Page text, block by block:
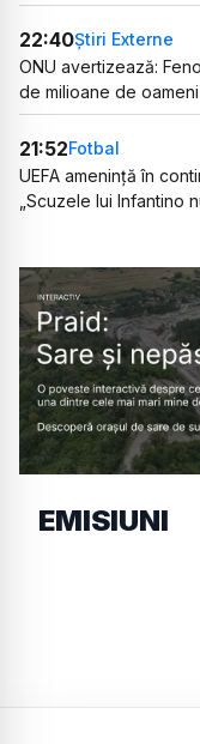
22:40Știri Externe
ONU avertizează:
de milioane de
21:52Fotbal
UEFA amenință în
„Scuzele lui Infantino
EMISIUNI